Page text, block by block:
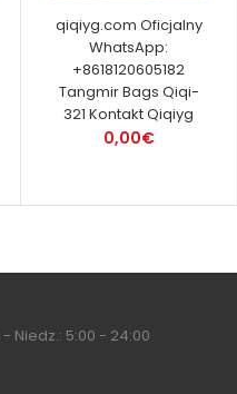
qiqiyg.com Oficjalny
WhatsApp:
+8618120605182
Tangmir Bags Qiqi-
321 Kontakt Qiqiyg
0,00€
- Niedz.: 5:00 - 24:00